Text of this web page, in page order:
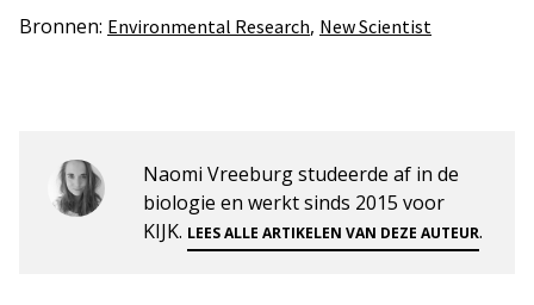
Bronnen: Environmental Research, New Scientist
Naomi Vreeburg studeerde af in de
biologie en werkt sinds 2015 voor
KIJK. LEES ALLE ARTIKELEN VAN DEZE AUTEUR.